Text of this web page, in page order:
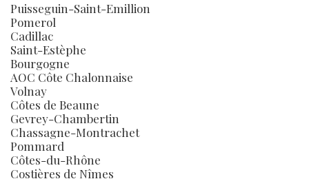
Puisseguin-Saint-Emillion
Pomerol
Cadillac
Saint-Estèphe
Bourgogne
AOC Côte Chalonnaise
Volnay
Côtes de Beaune
Gevrey-Chambertin
Chassagne-Montrachet
Pommard
Côtes-du-Rhône
Costières de Nîmes